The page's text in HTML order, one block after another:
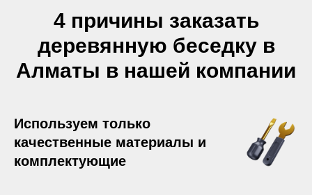
4 причины заказать
деревянную беседку в
Алматы в нашей компании
Используем только
качественные материалы и
комплектующие